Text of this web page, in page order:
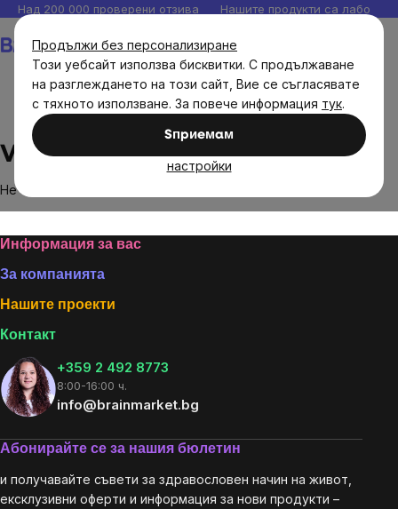
Продължи без персонализиране
Този уебсайт използва бисквитки. С продължаване
на разглеждането на този сайт, Вие се съгласявате
с тяхното използване. За повече информация тук.
Sпpиeмaм
настройки
Прескочи
към
съдържанието
Над 200 000 проверени отзива Нашите продукти са
Vigan
Не са намерени стоки на марката
Footer
Информация за вас
За компанията
Нашите проекти
Контакт
+359 2 492 8773
8:00-16:00 ч.
info@brainmarket.bg
Абонирайте се за нашия бюлетин
и получавайте съвети за здравословен начин на живот,
ексклузивни оферти и информация за нови продукти –